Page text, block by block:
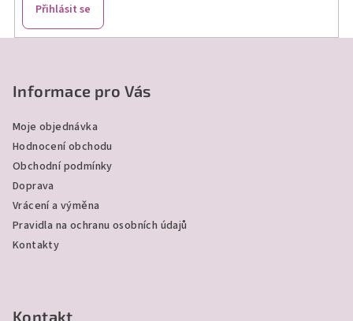
Přihlásit se
Informace pro Vás
Moje objednávka
Hodnocení obchodu
Obchodní podmínky
Doprava
Vrácení a výměna
Pravidla na ochranu osobních údajů
Kontakty
Kontakt